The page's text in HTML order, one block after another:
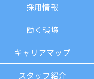
採用情報
働く環境
キャリアマップ
スタッフ紹介